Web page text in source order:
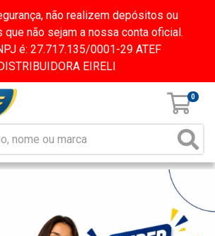
não realizem depósitos ou
que não sejam a nossa conta oficial.
é: 27.717.135/0001-29 ATEF
EIRELI
0